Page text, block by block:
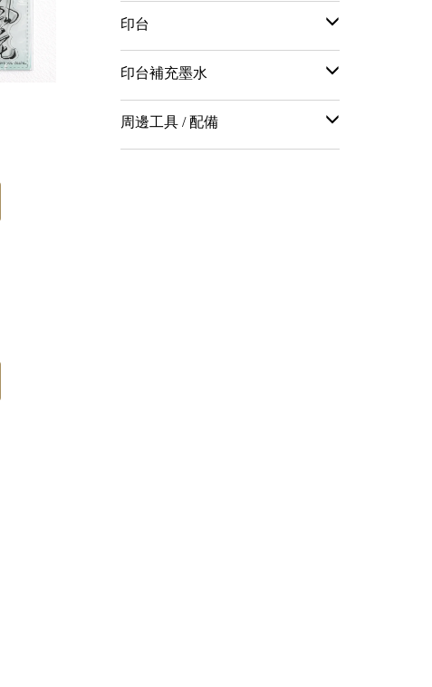
印台
印台補充墨水
周邊工具 / 配備